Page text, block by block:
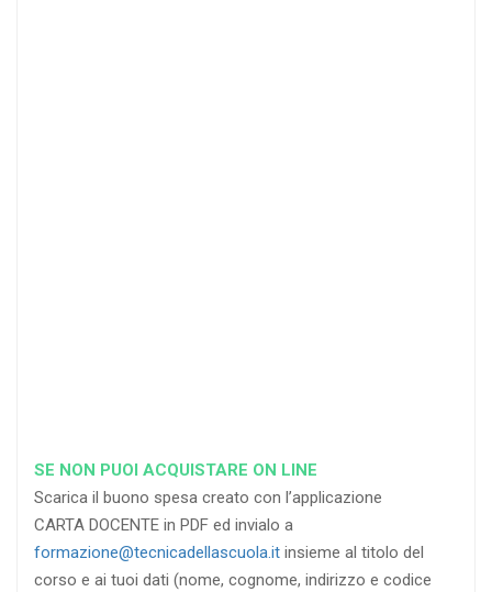
SE NON PUOI ACQUISTARE ON LINE
Scarica il buono spesa creato con l’applicazione
CARTA DOCENTE in PDF ed invialo a
formazione@tecnicadellascuola.it insieme al titolo del
corso e ai tuoi dati (nome, cognome, indirizzo e codice